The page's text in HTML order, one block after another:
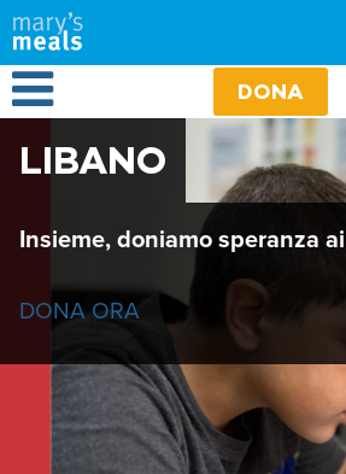
Salta
al
contenuto
principale
Open Menu DONA
LIBANO
Insieme, doniamo speranza
DONA ORA